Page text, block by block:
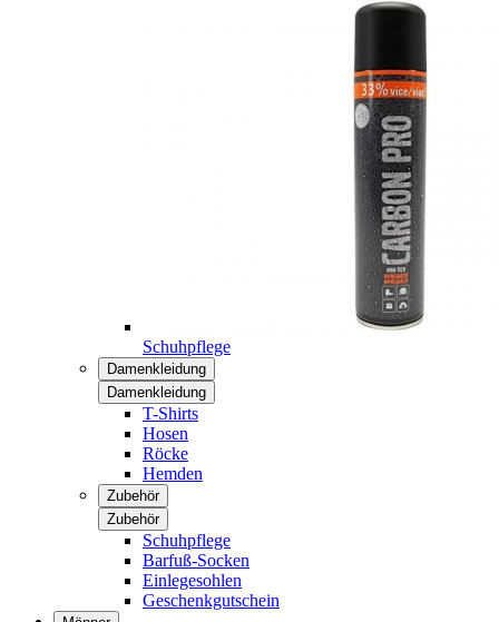
Schuhpflege
Damenkleidung
Damenkleidung
T-Shirts
Hosen
Röcke
Hemden
Zubehör
Zubehör
Schuhpflege
Barfuß-Socken
Einlegesohlen
Geschenkgutschein